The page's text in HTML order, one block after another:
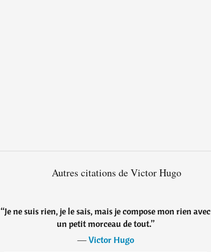
Autres citations de Victor Hugo
“Je ne suis rien, je le sais, mais je compose mon rien avec
un petit morceau de tout.”
―Victor Hugo